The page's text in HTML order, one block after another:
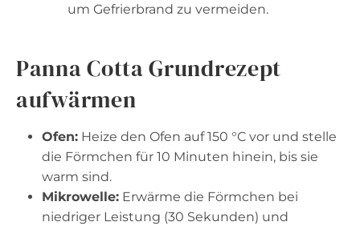
um Gefrierbrand zu vermeiden.
Panna Cotta Grundrezept
aufwärmen
Ofen: Heize den Ofen auf 150 °C vor und stelle
die Förmchen für 10 Minuten hinein, bis sie
warm sind.
Mikrowelle: Erwärme die Förmchen bei
niedriger Leistung (30 Sekunden) und